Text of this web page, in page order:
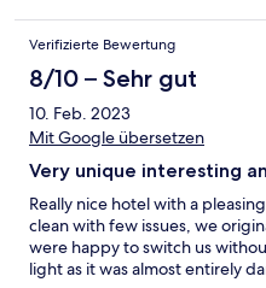
Verifizierte Bewertung
8/10 – Sehr gut
10. Feb. 2023
Mit Google übersetzen
Very unique interesting
Really nice hotel with a
clean with few issues, we
were happy to switch us
light as it was almost entirely